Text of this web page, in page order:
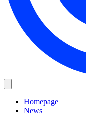
Homepage
News